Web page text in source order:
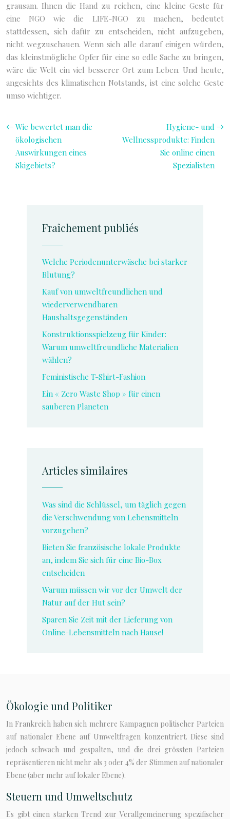
grausam. Ihnen die Hand zu reichen, eine kleine Geste für
eine NGO wie die LIFE-NGO zu machen, bedeutet
stattdessen, sich dafür zu entscheiden, nicht aufzugeben,
nicht wegzuschauen. Wenn sich alle darauf einigen würden,
das kleinstmögliche Opfer für eine so edle Sache zu bringen,
wäre die Welt ein viel besserer Ort zum Leben. Und heute,
angesichts des klimatischen Notstands, ist eine solche Geste
umso wichtiger.
Wie bewertet man die
ökologischen
Auswirkungen eines
Skigebiets?
Hygiene- und
Wellnessprodukte: Finden
Sie online einen
Spezialisten
Fraîchement publiés
Welche Periodenunterwäsche bei starker
Blutung?
Kauf von umweltfreundlichen und
wiederverwendbaren
Haushaltsgegenständen
Konstruktionsspielzeug für Kinder:
Warum umweltfreundliche Materialien
wählen?
Feministische T-Shirt-Fashion
Ein « Zero Waste Shop » für einen
sauberen Planeten
Articles similaires
Was sind die Schlüssel, um täglich gegen
die Verschwendung von Lebensmitteln
vorzugehen?
Bieten Sie französische lokale Produkte
an, indem Sie sich für eine Bio-Box
entscheiden
Warum müssen wir vor der Umwelt der
Natur auf der Hut sein?
Sparen Sie Zeit mit der Lieferung von
Online-Lebensmitteln nach Hause!
Ökologie und Politiker
In Frankreich haben sich mehrere Kampagnen politischer Parteien
auf nationaler Ebene auf Umweltfragen konzentriert. Diese sind
jedoch schwach und gespalten, und die drei grössten Parteien
repräsentieren nicht mehr als 3 oder 4% der Stimmen auf nationaler
Ebene (aber mehr auf lokaler Ebene).
Steuern und Umweltschutz
Es gibt einen starken Trend zur Verallgemeinerung spezifischer